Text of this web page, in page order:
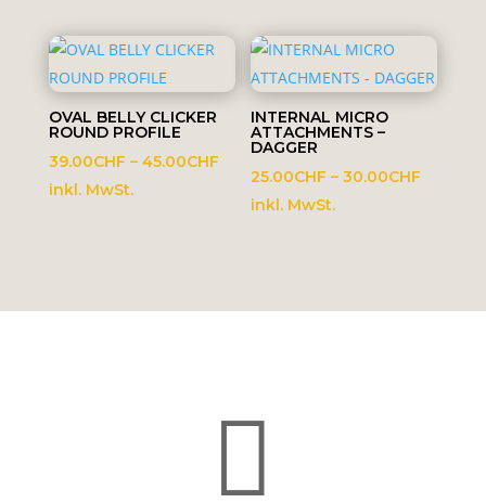
OVAL BELLY CLICKER
ROUND PROFILE
39.00CHF – 45.00CHFPreisspanne:
39.00CHF
inkl. MwSt.
INTERNAL MICRO
ATTACHMENTS –
DAGGER
25.00CHF –30.00CHF
inkl. MwSt.
